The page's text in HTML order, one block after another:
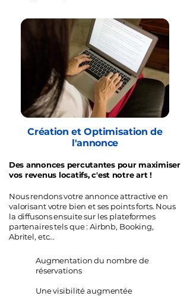
Création et Optimisation de
l'annonce
Des annonces percutantes pour maximiser
vos revenus locatifs, c'est notre art !
Nous rendons votre annonce attractive en
valorisant votre bien et ses points forts. Nous
la diffusons ensuite sur les plateformes
partenaires tels que : Airbnb, Booking,
Abritel, etc...
Augmentation du nombre de
réservations
Une visibilité augmentée